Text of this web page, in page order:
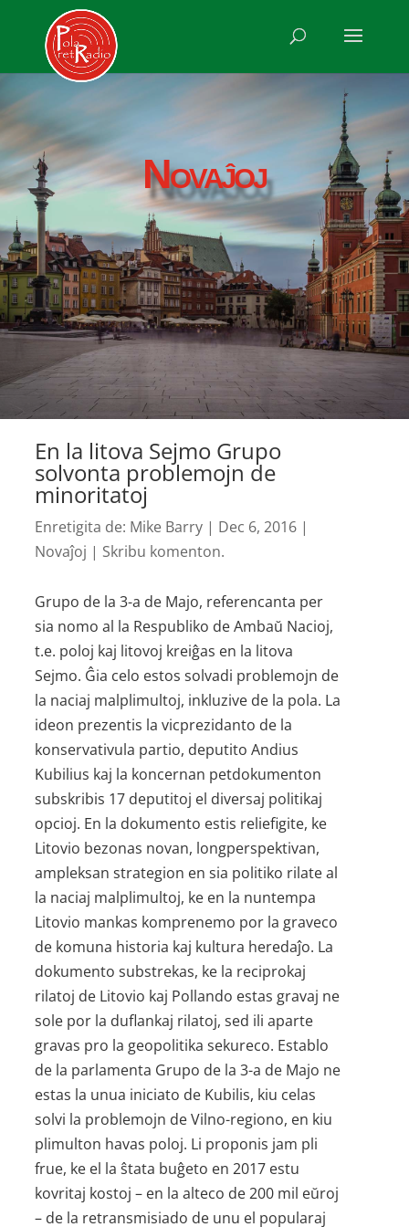
Novaĵoj
En la litova Sejmo Grupo
solvonta problemojn de
minoritatoj
Enretigita de: Mike Barry | Dec 6, 2016 |
Novaĵoj | Skribu komenton.
Grupo de la 3-a de Majo, referencanta per
sia nomo al la Respubliko de Ambaŭ Nacioj,
t.e. poloj kaj litovoj kreiĝas en la litova
Sejmo. Ĝia celo estos solvadi problemojn de
la naciaj malplimultoj, inkluzive de la pola. La
ideon prezentis la vicprezidanto de la
konservativula partio, deputito Andius
Kubilius kaj la koncernan petdokumenton
subskribis 17 deputitoj el diversaj politikaj
opcioj. En la dokumento estis reliefigite, ke
Litovio bezonas novan, longperspektivan,
ampleksan strategion en sia politiko rilate al
la naciaj malplimultoj, ke en la nuntempa
Litovio mankas komprenemo por la graveco
de komuna historia kaj kultura heredaĵo. La
dokumento substrekas, ke la reciprokaj
rilatoj de Litovio kaj Pollando estas gravaj ne
sole por la duflankaj rilatoj, sed ili aparte
gravas pro la geopolitika sekureco. Establo
de la parlamenta Grupo de la 3-a de Majo ne
estas la unua iniciato de Kubilis, kiu celas
solvi la problemojn de Vilno-regiono, en kiu
plimulton havas poloj. Li proponis jam pli
frue, ke el la ŝtata buĝeto en 2017 estu
kovritaj kostoj – en la alteco de 200 mil eŭroj
– de la retransmisiado de unu el popularaj